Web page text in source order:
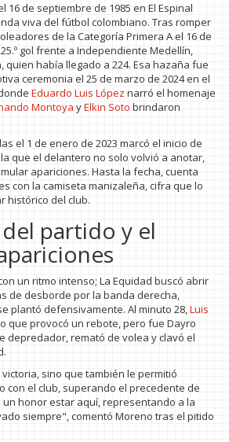
16 de septiembre de 1985 en El Espinal
viva del fútbol colombiano. Tras romper
de la Categoría Primera A el 16 de
gol frente a Independiente Medellín,
quien había llegado a 224. Esa hazaña fue
ceremonia el 25 de marzo de 2024 en el
Eduardo Luis López narró el homenaje
Montoya yElkin Soto brindaron
el 1 de enero de 2023 marcó el inicio de
que el delantero no solo volvió a anotar,
apariciones. Hasta la fecha, cuenta
con la camiseta manizaleña, cifra que lo
histórico del club.
partido y el
un ritmo intenso; La Equidad buscó abrir
de desborde por la banda derecha,
plantó defensivamente. Al minuto 28,Luis
que provocó un rebote, pero fue Dayro
depredador, remató de volea y clavó el
sino que también le permitió
con el club, superando el precedente de
un honor estar aquí, representando a la
siempre", comentó Moreno tras el pitido